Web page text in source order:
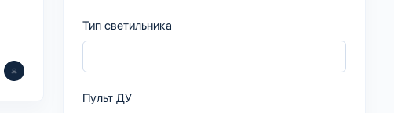
Тип светильника
Пульт ДУ